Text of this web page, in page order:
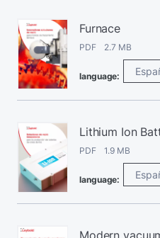
Furnace
PDF 2.7 MB
language:
Lithium Ion
PDF 1.9 MB
language:
Modern